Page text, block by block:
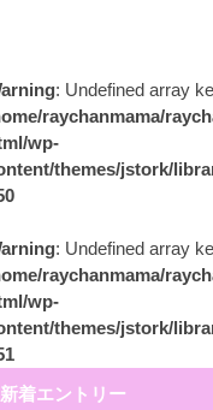
: Undefined array
raychanmama/
wp-
themes/jstork/
: Undefined array
raychanmama/
wp-
themes/jstork/
新着エントリー